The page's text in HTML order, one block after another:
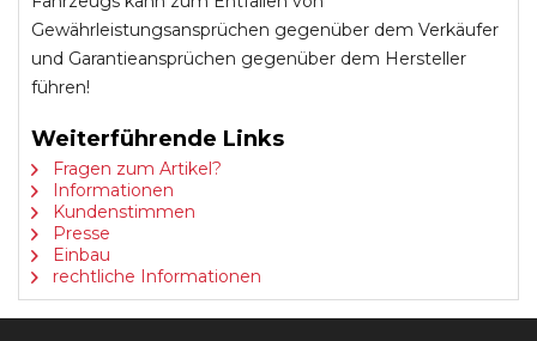
Gewährleistungsansprüchen gegenüber dem Verkäufer
und Garantieansprüchen gegenüber dem Hersteller
führen!
Weiterführende Links
Fragen zum Artikel?
Informationen
Kundenstimmen
Presse
Einbau
rechtliche Informationen